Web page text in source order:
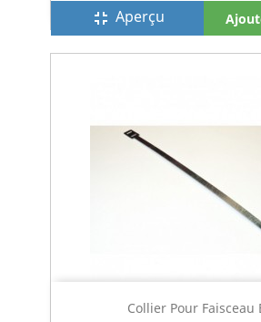
fullscreen_exit Aperçu
Collier Pour Faisceau